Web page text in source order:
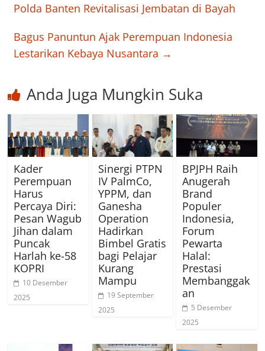
Polda Banten Revitalisasi Jembatan di Bayah
Bagus Panuntun Ajak Perempuan Indonesia
Lestarikan Kebaya Nusantara →
Anda Juga Mungkin Suka
Kader
Perempuan
Harus
Percaya Diri:
Pesan Wagub
Jihan dalam
Puncak
Harlah ke-58
KOPRI
10 Desember
2025
Sinergi PTPN
IV PalmCo,
YPPM, dan
Ganesha
Operation
Hadirkan
Bimbel Gratis
bagi Pelajar
Kurang
Mampu
19 September
2025
BPJPH Raih
Anugerah
Brand
Populer
Indonesia,
Forum
Pewarta
Halal:
Prestasi
Membanggak
an
5 Desember
2025